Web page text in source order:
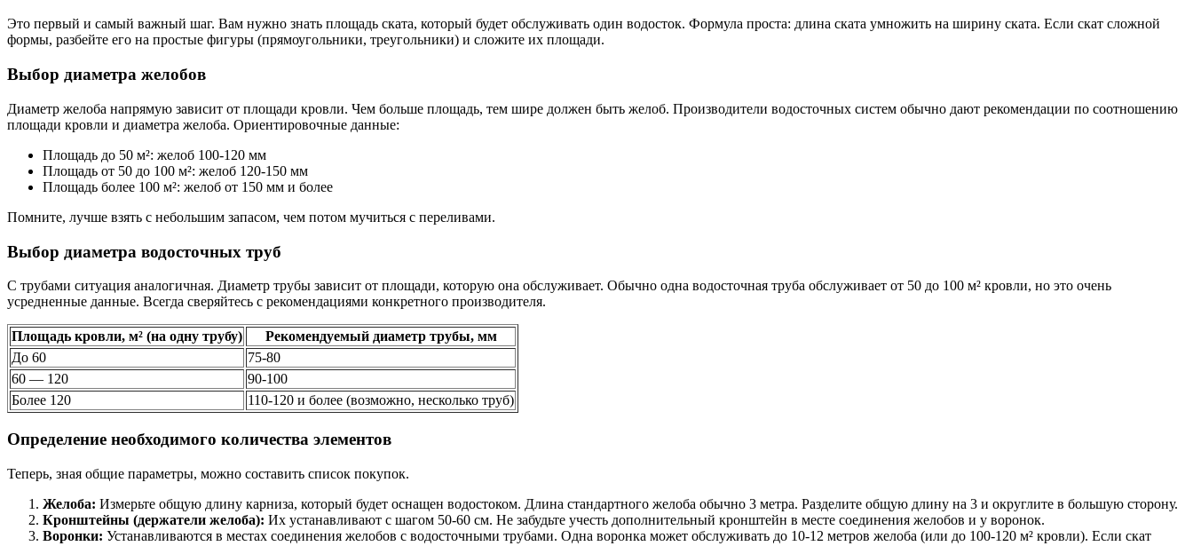
Это первый и самый важный шаг. Вам нужно знать площадь ската, который будет обслуживать один водосток. Формула проста: длина ската умножить на ширину ската. Если скат сложной
формы, разбейте его на простые фигуры (прямоугольники, треугольники) и сложите их площади.
Выбор диаметра желобов
Диаметр желоба напрямую зависит от площади кровли. Чем больше площадь, тем шире должен быть желоб. Производители водосточных систем обычно дают рекомендации по соотношению
площади кровли и диаметра желоба. Ориентировочные данные:
Площадь до 50 м²: желоб 100-120 мм
Площадь от 50 до 100 м²: желоб 120-150 мм
Площадь более 100 м²: желоб от 150 мм и более
Помните, лучше взять с небольшим запасом, чем потом мучиться с переливами.
Выбор диаметра водосточных труб
С трубами ситуация аналогичная. Диаметр трубы зависит от площади, которую она обслуживает. Обычно одна водосточная труба обслуживает от 50 до 100 м² кровли, но это очень
усредненные данные. Всегда сверяйтесь с рекомендациями конкретного производителя.
Площадь кровли, м² (на одну трубу)
Рекомендуемый диаметр трубы, мм
До 60
75-80
60 — 120
90-100
Более 120
110-120 и более (возможно, несколько труб)
Определение необходимого количества элементов
Теперь, зная общие параметры, можно составить список покупок.
Желоба: Измерьте общую длину карниза, который будет оснащен водостоком. Длина стандартного желоба обычно 3 метра. Разделите общую длину на 3 и округлите в большую сторону.
Кронштейны (держатели желоба): Их устанавливают с шагом 50-60 см. Не забудьте учесть дополнительный кронштейн в месте соединения желобов и у воронок.
Воронки: Устанавливаются в местах соединения желобов с водосточными трубами. Одна воронка может обслуживать до 10-12 метров желоба (или до 100-120 м² кровли). Если скат